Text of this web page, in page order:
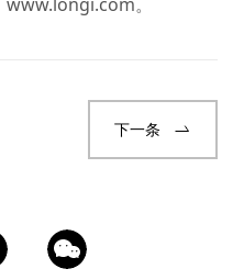
下一条